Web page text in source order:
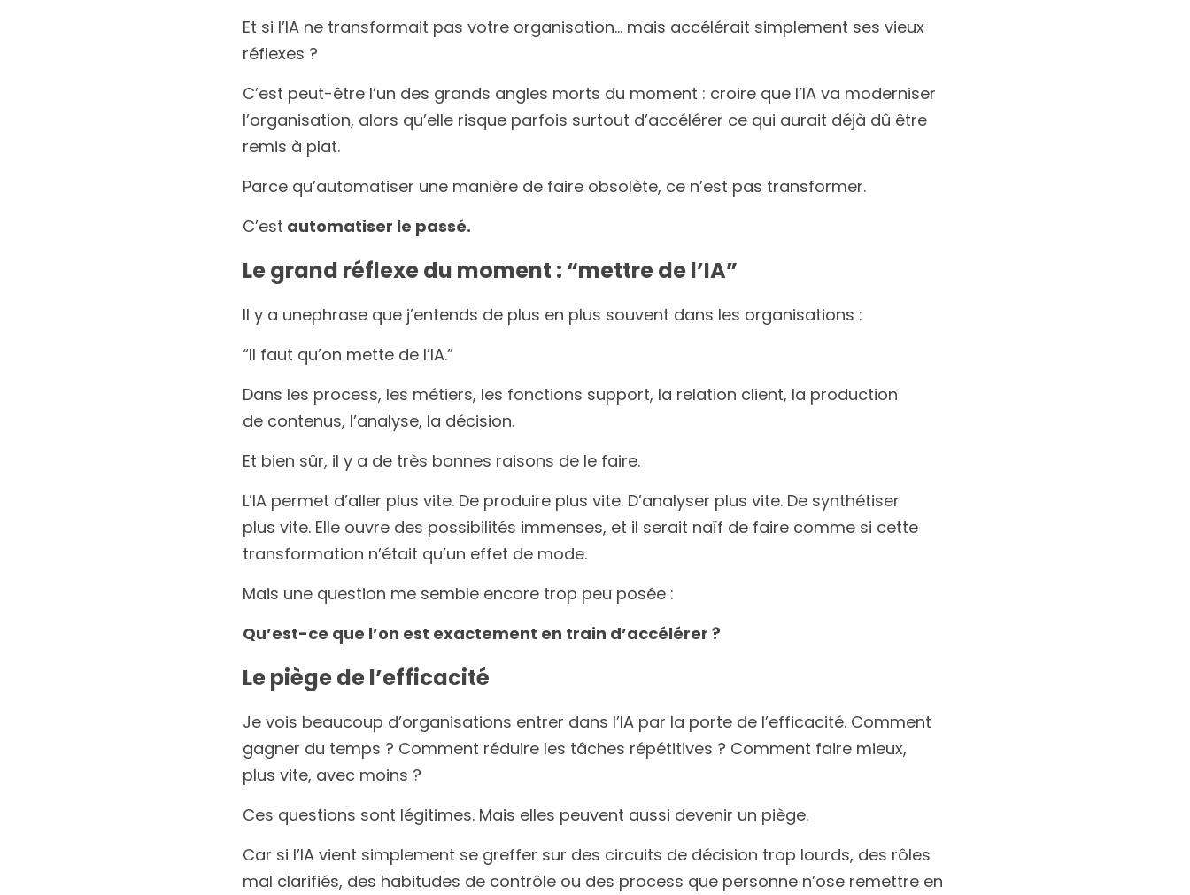
Et si l’IA ne transformait pas votre organisation… mais accélérait simplement ses vieux
réflexes ?
C’est peut-être l’un des grands angles morts du moment : croire que l’IA va moderniser
l’organisation, alors qu’elle risque parfois surtout d’accélérer ce qui aurait déjà dû être
remis à plat.
Parce qu’automatiser une manière de faire obsolète, ce n’est pas transformer.
C’est automatiser le passé.
Le grand réflexe du moment : “mettre de l’IA”
Il y a unephrase que j’entends de plus en plus souvent dans les organisations :
“Il faut qu’on mette de l’IA.”
Dans les process, les métiers, les fonctions support, la relation client, la production
de contenus, l’analyse, la décision.
Et bien sûr, il y a de très bonnes raisons de le faire.
L’IA permet d’aller plus vite. De produire plus vite. D’analyser plus vite. De synthétiser
plus vite. Elle ouvre des possibilités immenses, et il serait naïf de faire comme si cette
transformation n’était qu’un effet de mode.
Mais une question me semble encore trop peu posée :
Qu’est-ce que l’on est exactement en train d’accélérer ?
Le piège de l’efficacité
Je vois beaucoup d’organisations entrer dans l’IA par la porte de l’efficacité. Comment
gagner du temps ? Comment réduire les tâches répétitives ? Comment faire mieux,
plus vite, avec moins ?
Ces questions sont légitimes. Mais elles peuvent aussi devenir un piège.
Car si l’IA vient simplement se greffer sur des circuits de décision trop lourds, des rôles
mal clarifiés, des habitudes de contrôle ou des process que personne n’ose remettre en